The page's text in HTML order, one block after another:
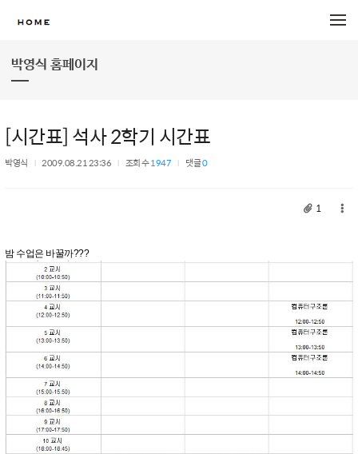
박영식 홈페이지
[시간표] 석사 2학기 시간표
박영식 2009.08.21 23:36 조회 수1947 댓글0
1
밤 수업은 바꿀까???